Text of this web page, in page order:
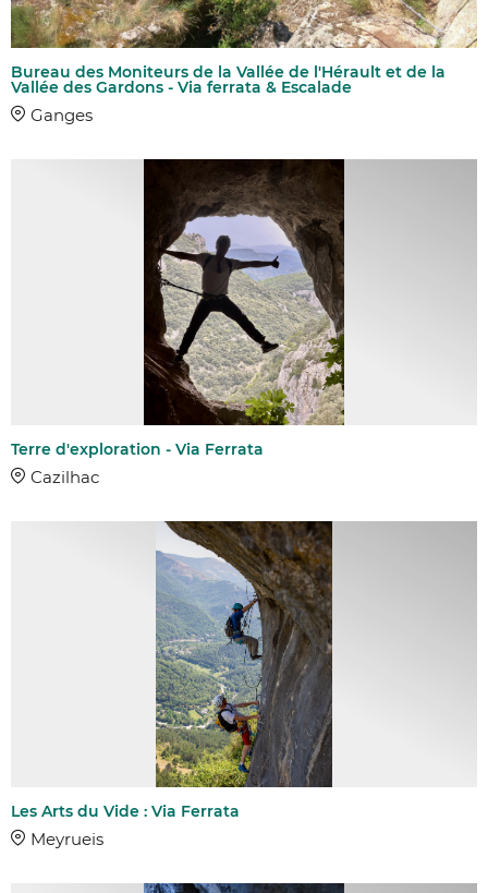
Bureau des Moniteurs de la Vallée de l'Hérault et de la
Vallée des Gardons - Via ferrata & Escalade
Ganges
Terre d'exploration - Via Ferrata
Cazilhac
Les Arts du Vide : Via Ferrata
Meyrueis